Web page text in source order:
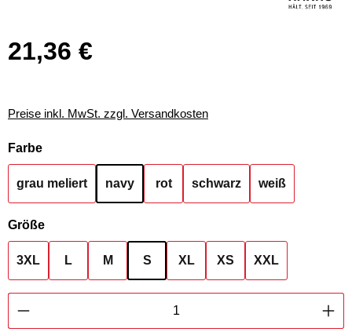
Regulärer Preis:
21,36 €
Preise inkl. MwSt. zzgl. Versandkosten
Farbeauswählen
grau meliert navy rot schwarz weiß
Größeauswählen
3XL L M S XL XS XXL
Produkt Anzahl: Gib den gewünschten